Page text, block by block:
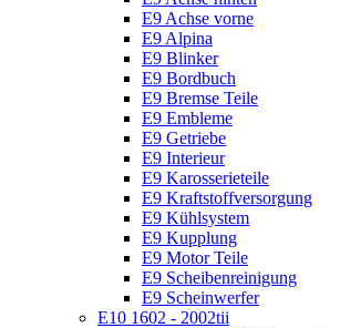
E9 Achse vorne
E9 Alpina
E9 Blinker
E9 Bordbuch
E9 Bremse Teile
E9 Embleme
E9 Getriebe
E9 Interieur
E9 Karosserieteile
E9 Kraftstoffversorgung
E9 Kühlsystem
E9 Kupplung
E9 Motor Teile
E9 Scheibenreinigung
E9 Scheinwerfer
E10 1602 - 2002tii